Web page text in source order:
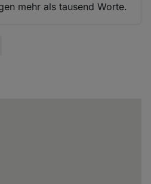
mehr als tausend Worte.